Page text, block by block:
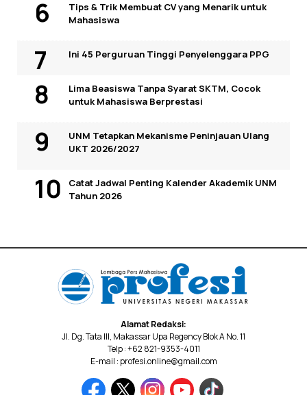
Tips & Trik Membuat CV yang Menarik untuk
Mahasiswa
Ini 45 Perguruan Tinggi Penyelenggara PPG
Lima Beasiswa Tanpa Syarat SKTM, Cocok
untuk Mahasiswa Berprestasi
UNM Tetapkan Mekanisme Peninjauan Ulang
UKT 2026/2027
Catat Jadwal Penting Kalender Akademik UNM
Tahun 2026
Alamat Redaksi:
Jl. Dg. Tata III, Makassar Upa Regency Blok A No. 11
Telp : +62 821-9353-4011
E-mail : profesi.online@gmail.com